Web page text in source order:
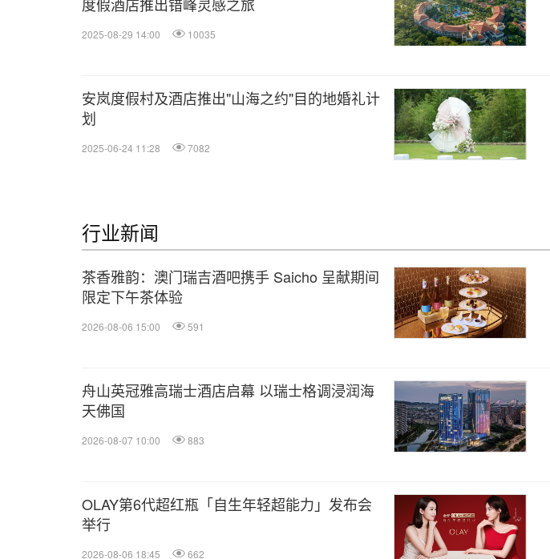
2025-08-29 14:00 10035
安岚度假村及酒店推出"山海之约"目的地婚礼计
划
2025-06-24 11:28 7082
行业新闻
茶香雅韵：澳门瑞吉酒吧携手 Saicho 呈献期间
限定下午茶体验
2026-08-06 15:00 591
舟山英冠雅高瑞士酒店启幕 以瑞士格调浸润海
天佛国
2026-08-07 10:00 883
OLAY第6代超红瓶「自生年轻超能力」发布会
举行
2026-08-06 18:45 662